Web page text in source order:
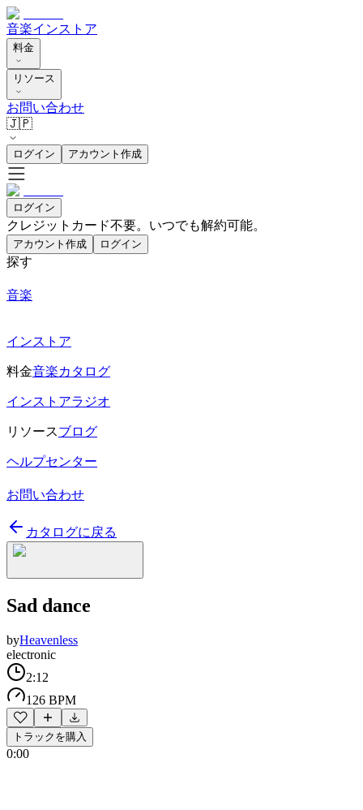
音楽インストア
料金
リソース
お問い合わせ
🇯🇵
ログイン アカウント作成
ログイン
クレジットカード不要。いつでも解約可能。
アカウント作成 ログイン
探す
音楽
インストア
料金音楽カタログ
インストアラジオ
リソースブログ
ヘルプセンター
お問い合わせ
カタログに戻る
Sad dance
byHeavenless
electronic
2:12
126 BPM
トラックを購入
0:00